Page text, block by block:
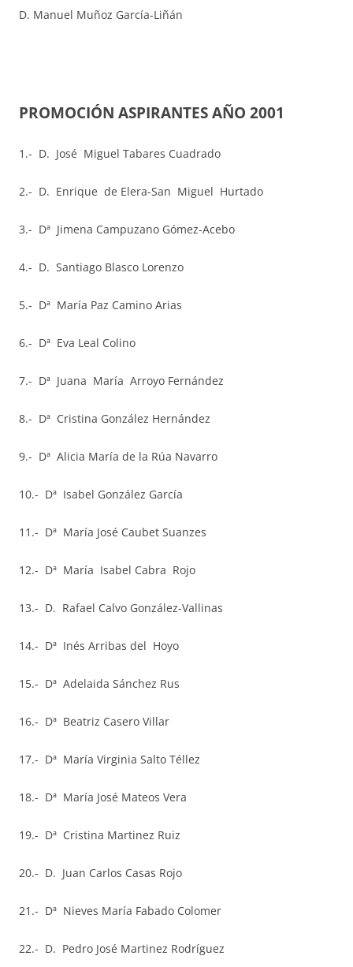
D. Manuel Muñoz García-Liñán
PROMOCIÓN ASPIRANTES AÑO 2001
1.- D. José Miguel Tabares Cuadrado
2.- D. Enrique de Elera-San Miguel Hurtado
3.- Dª Jimena Campuzano Gómez-Acebo
4.- D. Santiago Blasco Lorenzo
5.- Dª María Paz Camino Arias
6.- Dª Eva Leal Colino
7.- Dª Juana María Arroyo Fernández
8.- Dª Cristina González Hernández
9.- Dª Alicia María de la Rúa Navarro
10.- Dª Isabel González García
11.- Dª María José Caubet Suanzes
12.- Dª María Isabel Cabra Rojo
13.- D. Rafael Calvo González-Vallinas
14.- Dª Inés Arribas del Hoyo
15.- Dª Adelaida Sánchez Rus
16.- Dª Beatriz Casero Villar
17.- Dª María Virginia Salto Téllez
18.- Dª María José Mateos Vera
19.- Dª Cristina Martinez Ruiz
20.- D. Juan Carlos Casas Rojo
21.- Dª Nieves María Fabado Colomer
22.- D. Pedro José Martinez Rodríguez